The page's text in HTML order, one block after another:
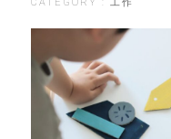
CATEGORY : 工作